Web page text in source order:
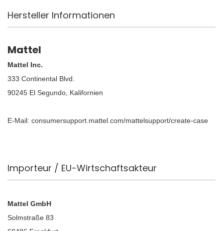
Hersteller Informationen
Mattel
Mattel Inc.
333 Continental Blvd.
90245 El Segundo, Kalifornien
E-Mail: consumersupport.mattel.com/mattelsupport/create-case
Importeur / EU-Wirtschaftsakteur
Mattel GmbH
Solmstraße 83